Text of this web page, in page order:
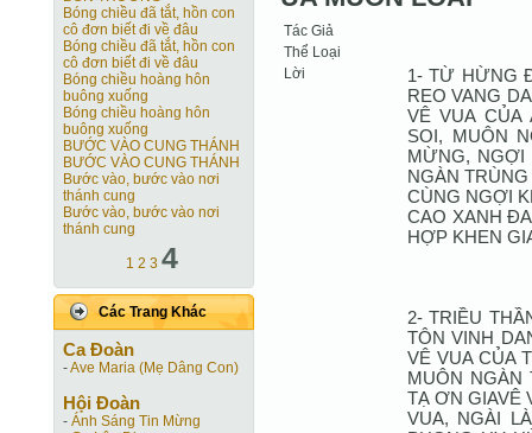
Bóng chiều đã tắt, hồn con
cô đơn biết đi về đâu
Bóng chiều đã tắt, hồn con
cô đơn biết đi về đâu
Bóng chiều hoàng hôn
buông xuống
Bóng chiều hoàng hôn
buông xuống
BƯỚC VÀO CUNG THÁNH
BƯỚC VÀO CUNG THÁNH
Bước vào, bước vào nơi
thánh cung
Bước vào, bước vào nơi
thánh cung
1 2 3 4
Các Trang Khác
Ca Ðoàn
-Ave Maria (Mẹ Dâng Con)
Hội Ðoàn
- Ánh Sáng Tin Mừng
Tác Giả
Thể Loại
Lời
1- TỪ HỪNG
REO VANG
VÊ VUA CỦA
SOI, MUÔN
MỪNG, NGỢI
NGÀN
CÙNG NGỢI
CAO XANH
HỢP KHEN
2- TRIỀU
TÔN VINH
VÊ VUA CỦA
MUÔN NGÀN
TẠ ƠN GIAVÊ
VUA, NGÀI